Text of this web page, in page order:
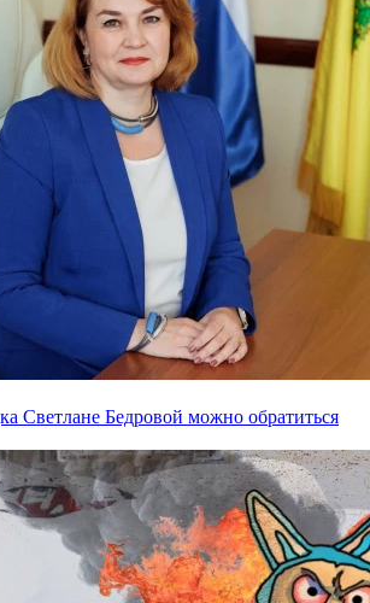
Светлане Бедровой можно обратиться